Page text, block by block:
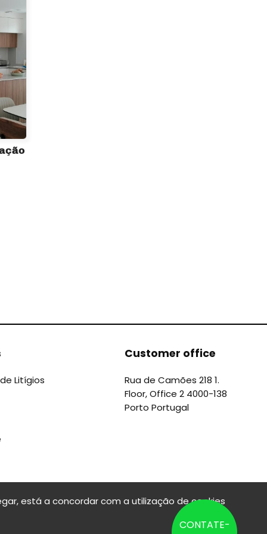
Litígios
Customer office
Rua de Camões 218 1.
Floor, Office 2 4000-138
Porto Portugal
CONTATE-
está a concordar com a utilização de cookies